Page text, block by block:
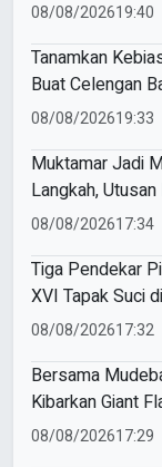
08/08/202619:40
Tanamkan
Buat Celengan
Mahasiswa KKN
08/08/202619:33
Muktamar Jadi
Langkah,
Bawa Harapan
08/08/202617:34
Tiga Pendekar
XVI Tapak Suci
Penguatan
08/08/202617:32
Bersama
Kibarkan Giant
08/08/202617:29